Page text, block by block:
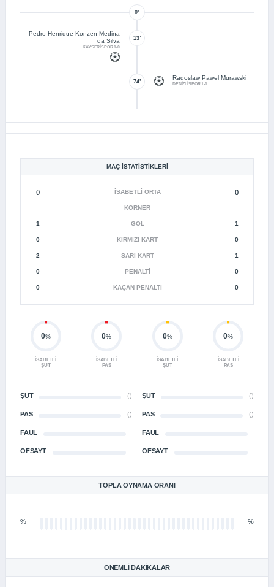
0’
Pedro Henrique Konzen Medina
da Silva
KAYSERİSPOR 1-0
13’
74’
Radoslaw Pawel Murawski
DENİZLİSPOR 1-1
MAÇ İSTATISTIKLERI
() İSABETLI ORTA ()
KORNER
1 GOL 1
0 KIRMIZI KART 0
2 SARI KART 1
0 PENALTI 0
0 KAÇAN PENALTI 0
0%
İSABETLI
ŞUT
0%
İSABETLI
PAS
ŞUT ()
PAS ()
FAUL
OFSAYT
0%
İSABETLI
ŞUT
0%
İSABETLI
PAS
ŞUT ()
PAS ()
FAUL
OFSAYT
TOPLA OYNAMA ORANI
% %
ÖNEMLI DAKIKALAR